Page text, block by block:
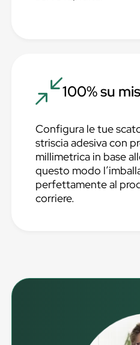
100% su
Configura le tue
striscia adesiva con
millimetrica in base
questo modo
perfettamente al
corriere.